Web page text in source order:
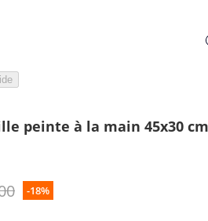
peinte à la main 45x30 cm
-18%